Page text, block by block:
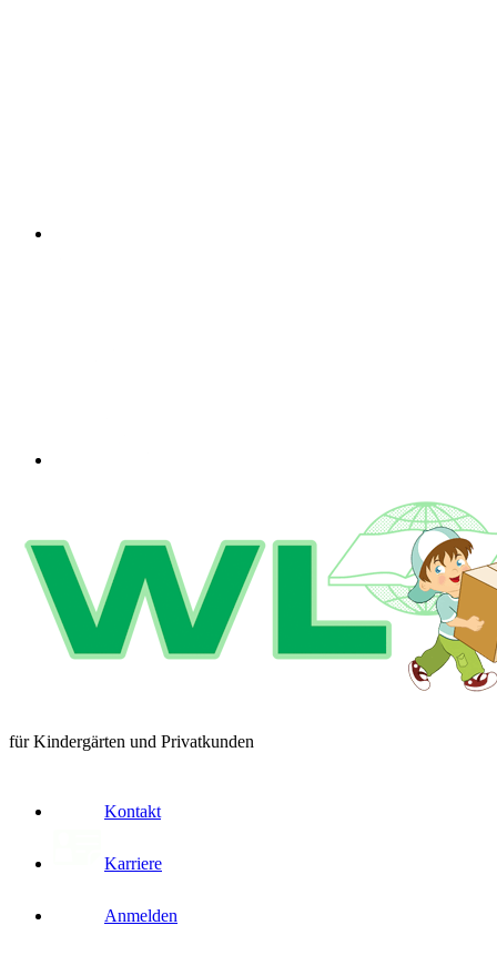
für Kindergärten und Privatkunden
Kontakt
Karriere
Anmelden